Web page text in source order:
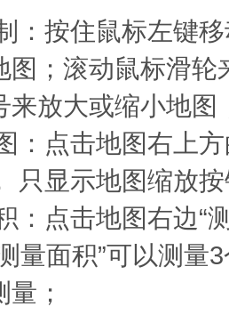
：按住鼠标左键
图；滚动鼠标滑
来放大或缩小地图
点击地图右上方
只显示地图缩放
点击地图右边“
量面积”可以测量
；